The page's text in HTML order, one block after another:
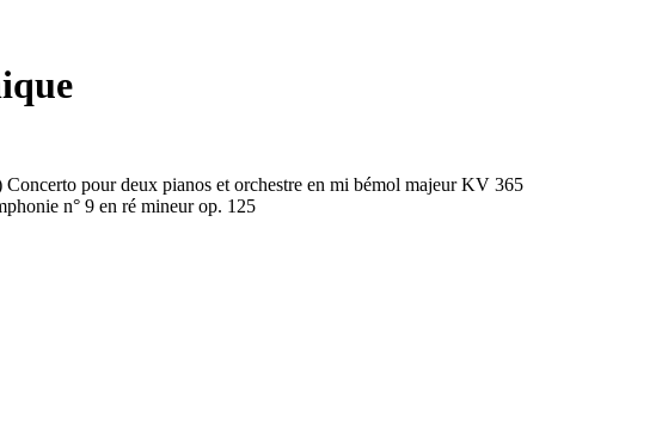
Concerto pour deux pianos et orchestre en mi bémol majeur KV 365
n° 9 en ré mineur op. 125